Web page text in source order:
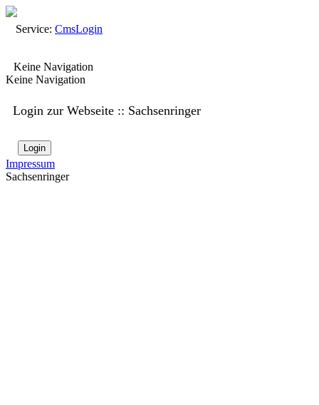
Keine Navigation
Service: CmsLogin
Keine Navigation
Login zur Webseite :: Sachsenringer
Login
Impressum
Sachsenringer